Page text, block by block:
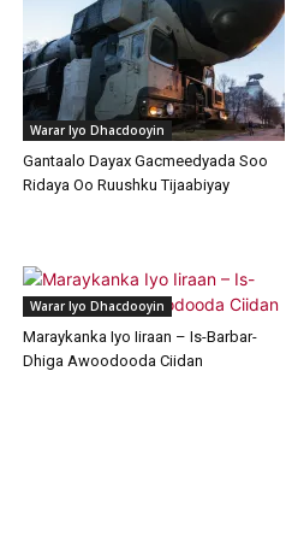
Warar Iyo Dhacdooyin
Gantaalo Dayax Gacmeedyada Soo
Ridaya Oo Ruushku Tijaabiyay
Warar Iyo Dhacdooyin
Maraykanka Iyo Iiraan – Is-Barbar-
Dhiga Awoodooda Ciidan